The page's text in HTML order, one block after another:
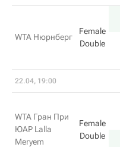
WTA Нюрнберг
Female
Double
22.04, 19:00
WTA Гран При
ЮАР Lalla
Meryem
Female
Double